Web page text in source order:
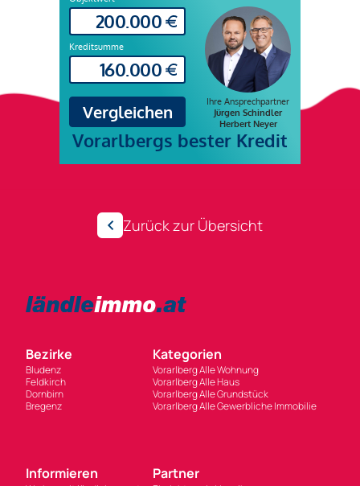
Zurück zur Übersicht
Bezirke
Bludenz
Feldkirch
Dornbirn
Bregenz
Kategorien
Vorarlberg Alle Wohnung
Vorarlberg Alle Haus
Vorarlberg Alle Grundstück
Vorarlberg Alle Gewerbliche Immobilie
Informieren Partner